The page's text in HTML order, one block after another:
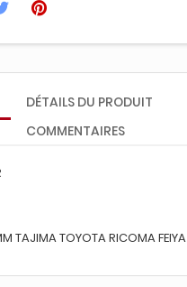
DÉTAILS DU PRODUIT
COMMENTAIRES
TAJIMA TOYOTA RICOMA FEIYA